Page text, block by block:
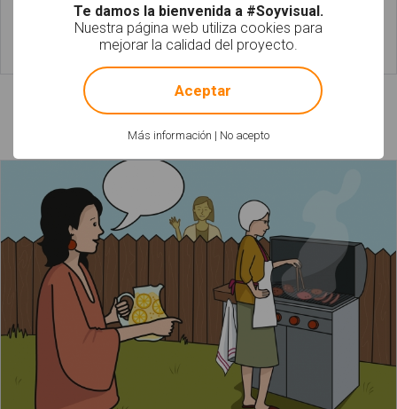
Leer más Leer más
Láminas relacionadas
Te damos la bienvenida a #Soyvisual.
Nuestra página web utiliza cookies para
mejorar la calidad del proyecto.
Más información | No acepto
! Not valid!
Aceptar